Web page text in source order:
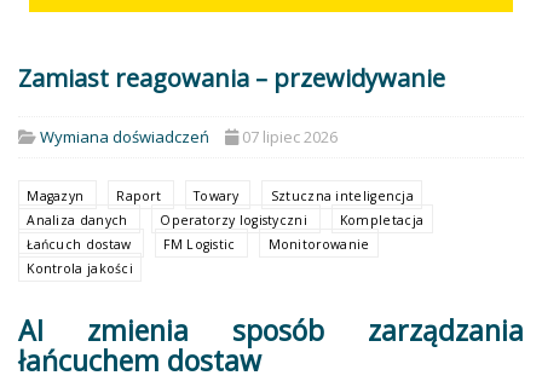
Zamiast reagowania – przewidywanie
Wymiana doświadczeń 07 lipiec 2026
Magazyn Raport Towary
Sztuczna inteligencja
Analiza danych
Operatorzy logistyczni
Kompletacja
Łańcuch dostaw
FM Logistic
Monitorowanie
Kontrola jakości
AI zmienia sposób zarządzania
łańcuchem dostaw